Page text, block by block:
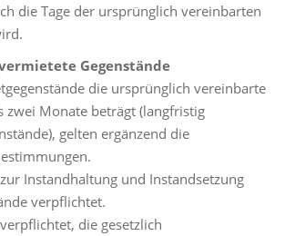
die Tage der ursprünglich vereinbarten
Gegenstände
die ursprünglich vereinbarte
zwei Monate beträgt (langfristig
gelten ergänzend die
Instandhaltung und Instandsetzung
verpflichtet.
die gesetzlich